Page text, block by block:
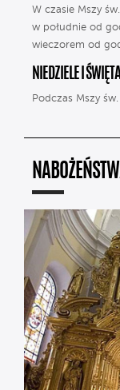
W czasie Mszy
w południe od
wieczorem od
NIEDZIELE I ŚWIĘTA
Podczas Mszy św.